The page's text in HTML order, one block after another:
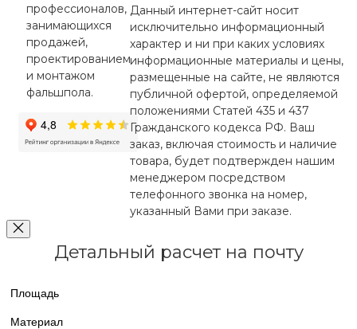
профессионалов,
занимающихся
продажей,
проектированием
и монтажом
фальшпола.
Данный интернет-сайт носит
исключительно информационный
характер и ни при каких условиях
информационные материалы и цены,
размещенные на сайте, не являются
публичной офертой, определяемой
положениями Статей 435 и 437
Гражданского кодекса РФ. Ваш
заказ, включая стоимость и наличие
товара, будет подтвержден нашим
менеджером посредством
телефонного звонка на номер,
указанный Вами при заказе.
Детальный расчет на почту
Площадь
Материал